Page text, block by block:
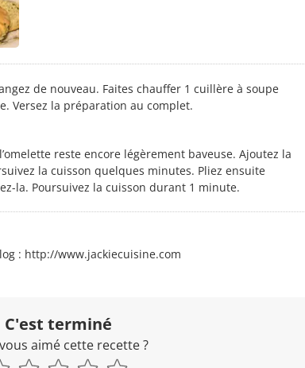
de nouveau. Faites chauffer 1 cuillère à soupe
Versez la préparation au complet.
reste encore légèrement baveuse. Ajoutez la
la cuisson quelques minutes. Pliez ensuite
la. Poursuivez la cuisson durant 1 minute.
: http://www.jackiecuisine.com
C'est terminé
aimé cette recette ?